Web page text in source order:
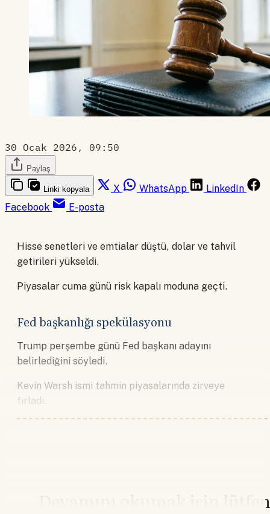
30 Ocak 2026, 09:50
Paylaş
Linki kopyala X WhatsApp
LinkedIn
Facebook
E-posta
Hisse senetleri ve emtialar düştü, dolar ve tahvil
getirileri yükseldi.
Piyasalar cuma günü risk kapalı moduna geçti.
Fed başkanlığı spekülasyonu
Trump perşembe günü Fed başkanı adayını
belirlediğini söyledi.
Kevin Warsh ismi tahmin piyasalarında zirveye
fırladı.
Devamını okumak için lütfen